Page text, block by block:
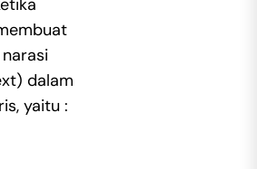
dalam
yaitu :